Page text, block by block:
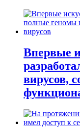
Впервые
вирусов,